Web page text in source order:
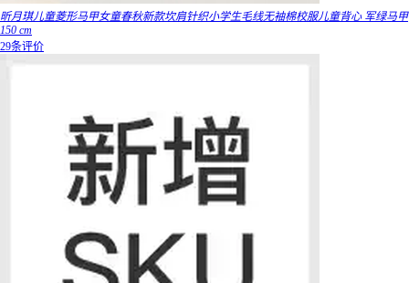
昕月琪儿童菱形马甲女童春秋新款坎肩针织小学生毛线无袖棉校服儿童背心 军绿马甲
150 cm
29条评价